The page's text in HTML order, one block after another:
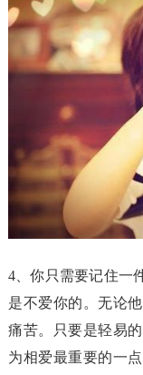
4、你只需要记住一
是不爱你的。无论
痛苦。只要是轻易
为相爱最重要的一